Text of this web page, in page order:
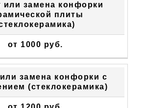
или замена конфорки
плиты
от 1000 руб.
замена конфорки с
(стеклокерамика)